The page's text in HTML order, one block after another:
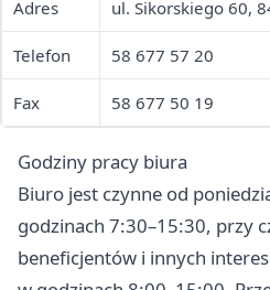
Adres ul. Sikorskiego 60,
Telefon 58 677 57 20
Fax 58 677 50 19
Godziny pracy biura
Biuro jest czynne od
godzinach 7:30–15:30, przy
beneficjentów i innych